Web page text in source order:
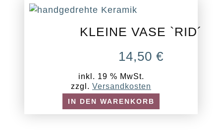
KLEINE VASE `RID´
14,50 €
inkl. 19 % MwSt.
zzgl. Versandkosten
IN DEN WARENKORB